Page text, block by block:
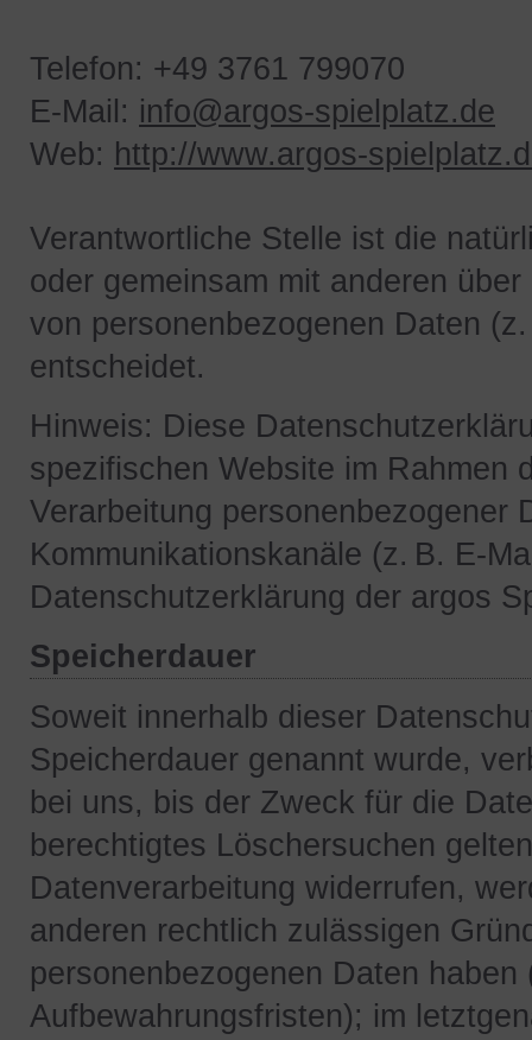
Telefon: +49 3761 799070
E-Mail: info@argos-spielplatz.de
Web: http://www.argos-
Verantwortliche Stelle ist die
oder gemeinsam mit anderen
von personenbezogenen Daten
entscheidet.
Hinweis: Diese
spezifischen Website im Rahmen
Verarbeitung personenbezogener
Kommunikationskanäle (z. B. E-
Datenschutzerklärung der argos
Speicherdauer
Soweit innerhalb dieser
Speicherdauer genannt wurde,
bei uns, bis der Zweck für die
berechtigtes Löschersuchen
Datenverarbeitung widerrufen,
anderen rechtlich zulässigen
personenbezogenen Daten
Aufbewahrungsfristen); im